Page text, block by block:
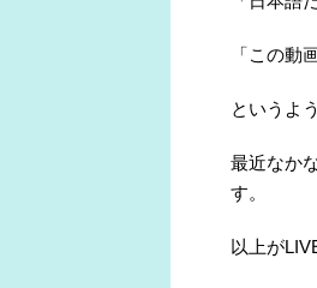
「この動
というよ
最近なか
す。
以上が